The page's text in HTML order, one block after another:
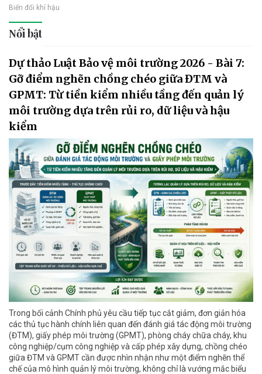
Biến đổi khí hậu
Nổi bật
Dự thảo Luật Bảo vệ môi trường 2026 - Bài 7:
Gỡ điểm nghẽn chồng chéo giữa ĐTM và
GPMT: Từ tiền kiểm nhiều tầng đến quản lý
môi trường dựa trên rủi ro, dữ liệu và hậu
kiểm
Trong bối cảnh Chính phủ yêu cầu tiếp tục cắt giảm, đơn giản hóa
các thủ tục hành chính liên quan đến đánh giá tác động môi trường
(ĐTM), giấy phép môi trường (GPMT), phòng cháy chữa cháy, khu
công nghiệp/cụm công nghiệp và cấp phép xây dựng, chồng chéo
giữa ĐTM và GPMT cần được nhìn nhận như một điểm nghẽn thể
chế của mô hình quản lý môi trường, không chỉ là vướng mắc biểu